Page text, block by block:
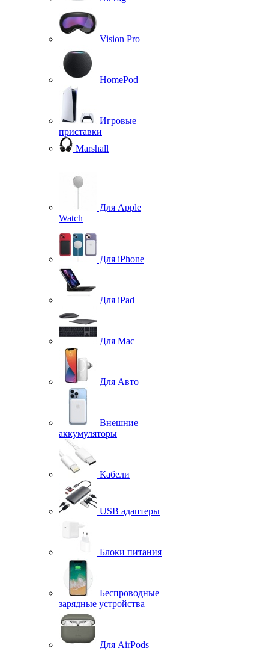
Vision Pro
HomePod
Игровые
приставки
Marshall
Для Apple
Watch
Для iPhone
Для iPad
Для Mac
Для Авто
Внешние
аккумуляторы
Кабели
USB адаптеры
Блоки питания
Беспроводные
зарядные устройства
Для AirPods